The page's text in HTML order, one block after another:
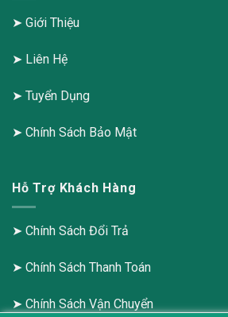
➤ Giới Thiệu
➤ Liên Hệ
➤ Tuyển Dụng
➤ Chính Sách Bảo Mật
Hỗ Trợ Khách Hàng
➤ Chính Sách Đổi Trả
➤ Chính Sách Thanh Toán
➤ Chính Sách Vận Chuyển